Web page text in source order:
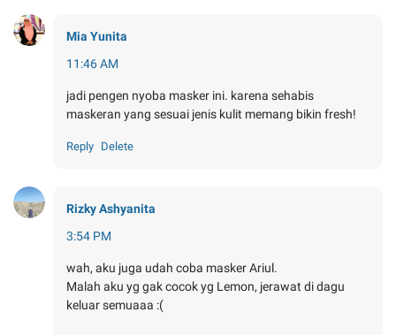
Mia Yunita
11:46 AM
jadi pengen nyoba masker ini. karena sehabis
maskeran yang sesuai jenis kulit memang bikin fresh!
Reply Delete
Rizky Ashyanita
3:54 PM
wah, aku juga udah coba masker Ariul.
Malah aku yg gak cocok yg Lemon, jerawat di dagu
keluar semuaaa :(